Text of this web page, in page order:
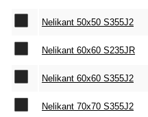
Nelikant 50x50 S355J2
Nelikant 60x60 S235JR
Nelikant 60x60 S355J2
Nelikant 70x70 S355J2